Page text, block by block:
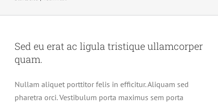
Sed eu erat ac ligula tristique ullamcorper
quam.
Nullam aliquet porttitor felis in efficitur. Aliquam sed
pharetra orci. Vestibulum porta maximus sem porta